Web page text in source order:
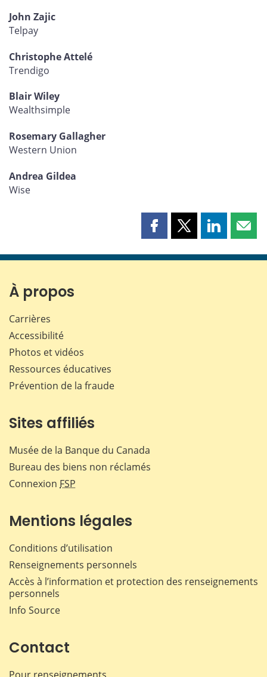
John Zajic
Telpay
Christophe Attelé
Trendigo
Blair Wiley
Wealthsimple
Rosemary Gallagher
Western Union
Andrea Gildea
Wise
Partager
page
Partager
page
Partager
page page
À propos
Carrières
Accessibilité
Photos et vidéos
Ressources éducatives
Prévention de la fraude
Sites affiliés
Musée de la Banque du Canada
Bureau des biens non réclamés
Connexion FSP
Mentions légales
Conditions d’utilisation
Renseignements personnels
Accès à l’information et protection des renseignements
personnels
Info Source
Contact